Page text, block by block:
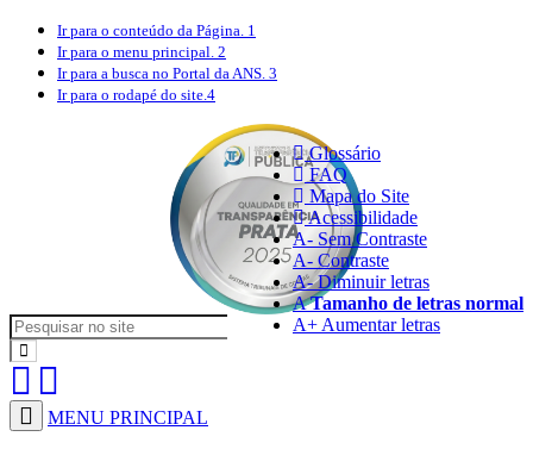
Ir para o conteúdo da Página. 1
Ir para o menu principal. 2
Ir para a busca no Portal da ANS. 3
Ir para o rodapé do site.4
Glossário
FAQ
Mapa do Site
Acessibilidade
A- Sem Contraste
A- Contraste
A- Diminuir letras
ATamanho de letras normal
A+ Aumentar letras
MENU PRINCIPAL